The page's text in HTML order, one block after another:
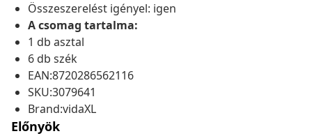
Összeszerelést igényel: igen
A csomag tartalma:
1 db asztal
6 db szék
EAN:8720286562116
SKU:3079641
Brand:vidaXL
Előnyök